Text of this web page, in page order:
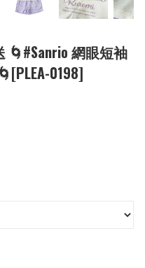
🌀#Sanrio 網眼短袖
0198]